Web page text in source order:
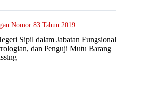
Nomor 83 Tahun 2019
Sipil dalam Jabatan Fungsional
dan Penguji Mutu Barang